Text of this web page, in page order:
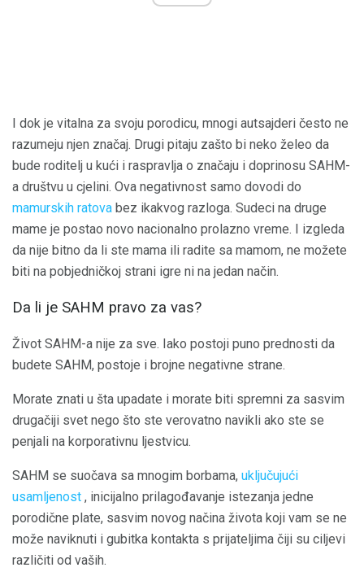
I dok je vitalna za svoju porodicu, mnogi autsajderi često ne
razumeju njen značaj. Drugi pitaju zašto bi neko želeo da
bude roditelj u kući i raspravlja o značaju i doprinosu SAHM-
a ​​društvu u cjelini. Ova negativnost samo dovodi do
mamurskih ratova bez ikakvog razloga. Sudeci na druge
mame je postao novo nacionalno prolazno vreme. I izgleda
da nije bitno da li ste mama ili radite sa mamom, ne možete
biti na pobjedničkoj strani igre ni na jedan način.
Da li je SAHM pravo za vas?
Život SAHM-a ​​nije za sve. Iako postoji puno prednosti da
budete SAHM, postoje i brojne negativne strane.
Morate znati u šta upadate i morate biti spremni za sasvim
drugačiji svet nego što ste verovatno navikli ako ste se
penjali na korporativnu ljestvicu.
SAHM se suočava sa mnogim borbama, uključujući
usamljenost , inicijalno prilagođavanje istezanja jedne
porodične plate, sasvim novog načina života koji vam se ne
može naviknuti i gubitka kontakta s prijateljima čiji su ciljevi
različiti od vaših.